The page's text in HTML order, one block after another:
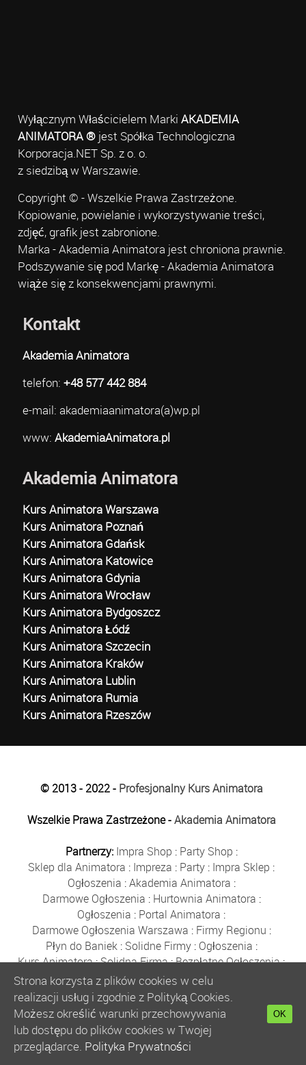
Wyłącznym Właścicielem Marki AKADEMIA
ANIMATORA ®jest Spółka Technologiczna
Korporacja.NET Sp. z o. o.
z siedzibą w Warszawie.
Copyright © - Wszelkie Prawa Zastrzeżone.
Kopiowanie, powielanie i wykorzystywanie treści,
zdjęć, grafik jest zabronione.
Marka - Akademia Animatora jest chroniona prawnie.
Podszywanie się pod Markę - Akademia Animatora
wiąże się z konsekwencjami prawnymi.
Kontakt
Akademia Animatora
telefon: +48 577 442 884
e-mail: akademiaanimatora(a)wp.pl
www: AkademiaAnimatora.pl
Akademia Animatora
Kurs Animatora Warszawa
Kurs Animatora Poznań
Kurs Animatora Gdańsk
Kurs Animatora Katowice
Kurs Animatora Gdynia
Kurs Animatora Wrocław
Kurs Animatora Bydgoszcz
Kurs Animatora Łódź
Kurs Animatora Szczecin
Kurs Animatora Kraków
Kurs Animatora Lublin
Kurs Animatora Rumia
Kurs Animatora Rzeszów
© 2013 - 2022 - Profesjonalny Kurs Animatora
Wszelkie Prawa Zastrzeżone -Akademia Animatora
Partnerzy: Impra Shop : Party Shop :
Sklep dla Animatora : Impreza : Party : Impra Sklep :
Ogłoszenia :Akademia Animatora :
Darmowe Ogłoszenia : Hurtownia Animatora :
Ogłoszenia : Portal Animatora :
Darmowe Ogłoszenia Warszawa : Firmy Regionu :
Płyn do Baniek: Solidne Firmy: Ogłoszenia :
Kurs Animatora:Solidna Firma:Bezpłatne Ogłoszenia:
Animator Czasu Wolnego:
Bezpłatne Ogłoszenia Warszawa:sklep animatora
Bańki Mydlane:Bezpłatne Ogłoszenia
Szkolenie Animatorów:Kurs Animatora
:
Kurs Animatora Warszawa :Rumia
Kurs Animatora Poznań:
Strona korzysta z plików cookies w celu
realizacji usług i zgodnie z Polityką Cookies.
Możesz określić warunki przechowywania
lub dostępu do plików cookies w Twojej
przeglądarce. Polityka Prywatności
OK